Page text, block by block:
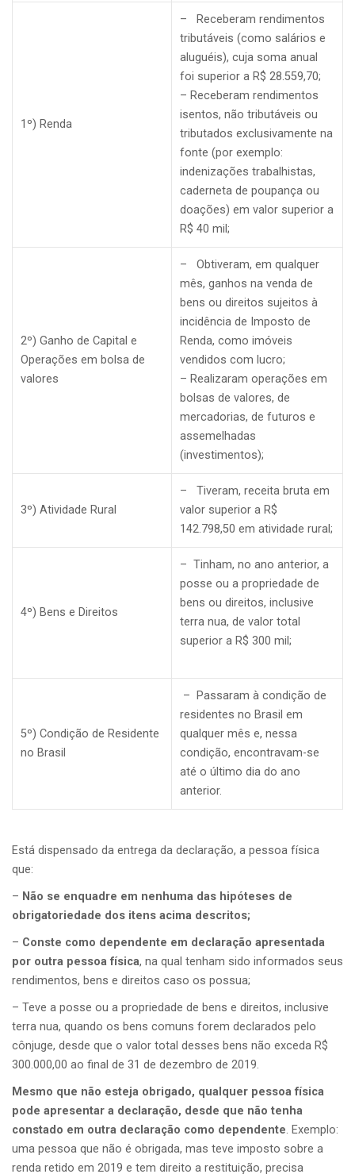
1º) Renda
– Receberam rendimentos
tributáveis (como salários e
aluguéis), cuja soma anual
foi superior a R$ 28.559,70;
– Receberam rendimentos
isentos, não tributáveis ou
tributados exclusivamente na
fonte (por exemplo:
indenizações trabalhistas,
caderneta de poupança ou
doações) em valor superior a
R$ 40 mil;
2º) Ganho de Capital e
Operações em bolsa de
valores
– Obtiveram, em qualquer
mês, ganhos na venda de
bens ou direitos sujeitos à
incidência de Imposto de
Renda, como imóveis
vendidos com lucro;
– Realizaram operações em
bolsas de valores, de
mercadorias, de futuros e
assemelhadas
(investimentos);
3º) Atividade Rural
– Tiveram, receita bruta em
valor superior a R$
142.798,50 em atividade rural;
4º) Bens e Direitos
– Tinham, no ano anterior, a
posse ou a propriedade de
bens ou direitos, inclusive
terra nua, de valor total
superior a R$ 300 mil;
5º) Condição de Residente
no Brasil
– Passaram à condição de
residentes no Brasil em
qualquer mês e, nessa
condição, encontravam-se
até o último dia do ano
anterior.
Está dispensado da entrega da declaração, a pessoa física
que:
– Não se enquadre em nenhuma das hipóteses de
obrigatoriedade dos itens acima descritos;
– Conste como dependente em declaração apresentada
por outra pessoa física, na qual tenham sido informados seus
rendimentos, bens e direitos caso os possua;
– Teve a posse ou a propriedade de bens e direitos, inclusive
terra nua, quando os bens comuns forem declarados pelo
cônjuge, desde que o valor total desses bens não exceda R$
300.000,00 ao final de 31 de dezembro de 2019.
Mesmo que não esteja obrigado, qualquer pessoa física
pode apresentar a declaração, desde que não tenha
constado em outra declaração como dependente. Exemplo:
uma pessoa que não é obrigada, mas teve imposto sobre a
renda retido em 2019 e tem direito a restituição, precisa